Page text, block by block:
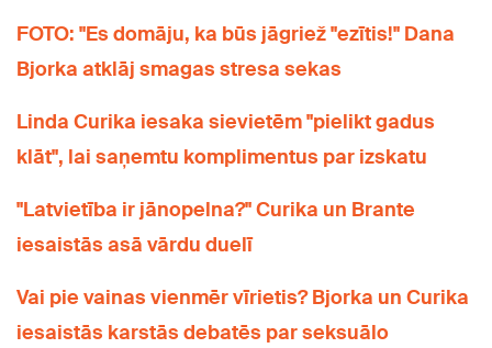
FOTO: "Es domāju, ka būs jāgriež "ezītis!" Dana
Bjorka atklāj smagas stresa sekas
Linda Curika iesaka sievietēm "pielikt gadus
klāt", lai saņemtu komplimentus par izskatu
"Latvietība ir jānopelna?" Curika un Brante
iesaistās asā vārdu duelī
Vai pie vainas vienmēr vīrietis? Bjorka un Curika
iesaistās karstās debatēs par seksuālo